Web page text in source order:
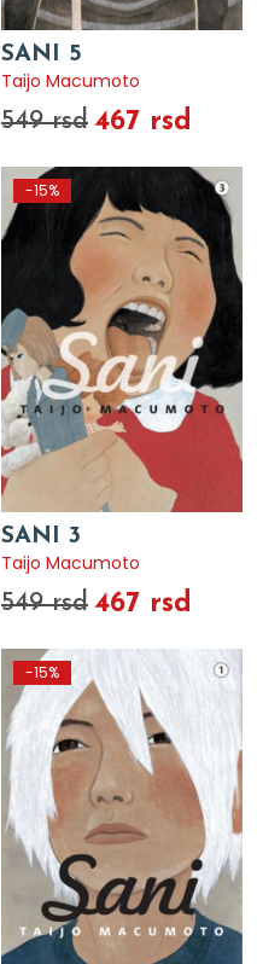
SANI 5
Taijo Macumoto
549 rsd 467 rsd
-15%
SANI 3
Taijo Macumoto
549 rsd 467 rsd
-15%